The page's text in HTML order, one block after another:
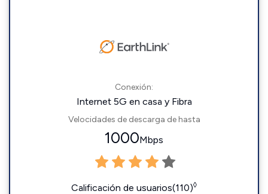
Conexión:
Internet 5G en casa y Fibra
Velocidades de descarga de hasta
1000Mbps
Calificación de usuarios(110)◊